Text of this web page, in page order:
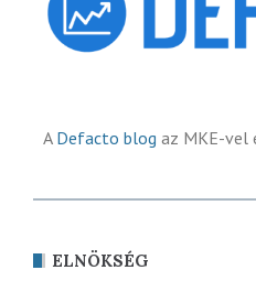
A Defacto blog az MKE-vel
ELNÖKSÉG